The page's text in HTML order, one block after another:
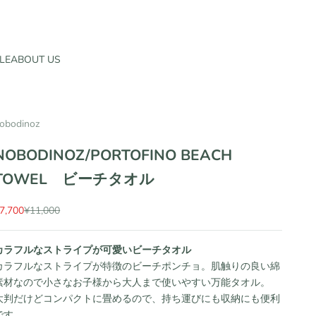
ABOUT US
PORTOFINO BEACH
ビーチタオル
ール価格通常価格
¥11,000
ラフルなストライプが可愛いビーチタオル
ラフルなストライプが特徴のビーチポンチョ。肌触りの良い綿
材なので小さなお子様から大人まで使いやすい万能タオル。
判だけどコンパクトに畳めるので、持ち運びにも収納にも便利